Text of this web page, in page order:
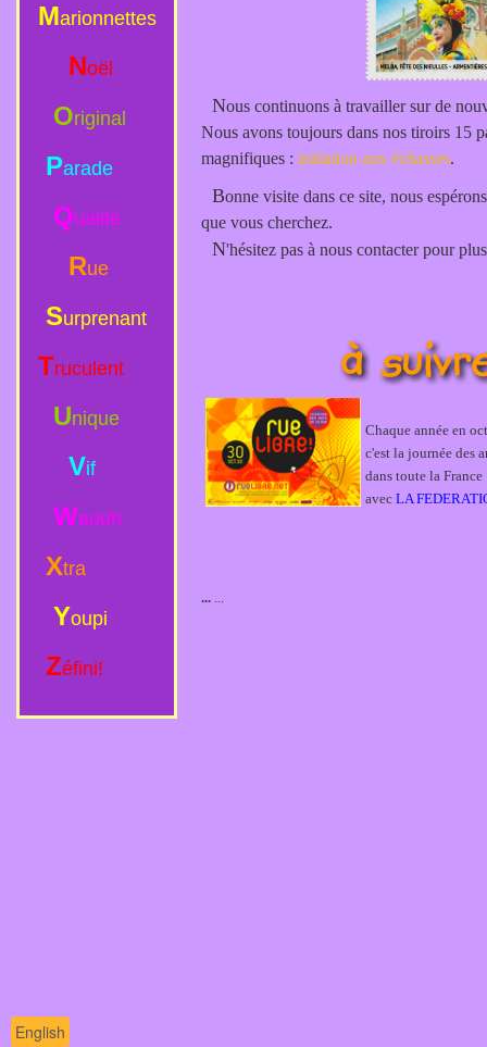
Marionnettes
Noël
Original
Parade
Qualité
Rue
Surprenant
Truculent
Unique
Vif
Waouh
Xtra
Youpi
Zéfini!
Nous continuons à travailler sur de
Nous avons toujours dans nos tiroirs 15
magnifiques : initiation aux échasses.
Bonne visite dans ce site, nous
que vous cherchez.
N'hésitez pas à nous contacter pour
Chaque année en
c'est la journée des
dans toute la France
avec LA
... ...
English